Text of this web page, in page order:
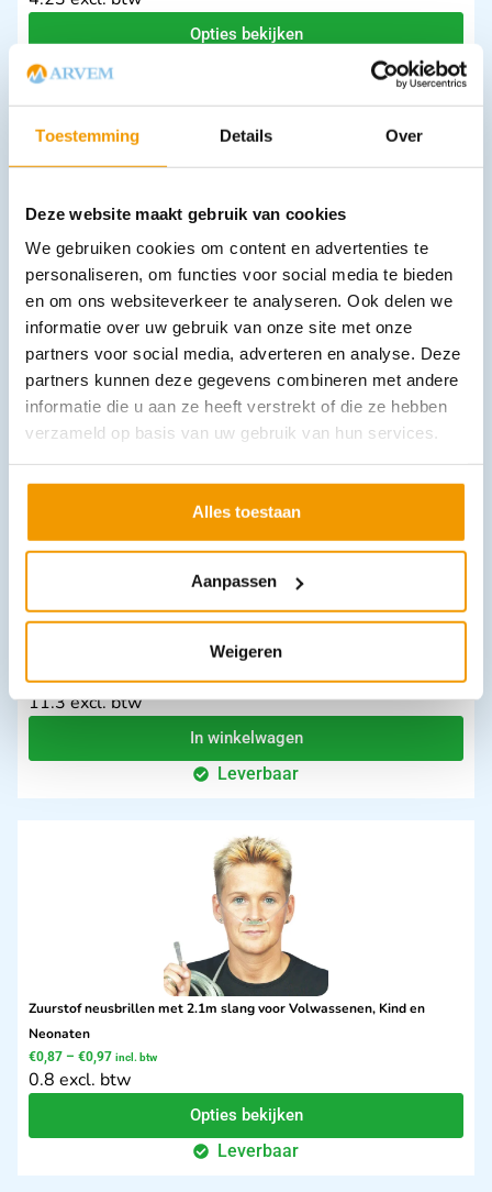
Toestemming Details Over
Deze website maakt gebruik van cookies
We gebruiken cookies om content en advertenties te
personaliseren, om functies voor social media te bieden
en om ons websiteverkeer te analyseren. Ook delen we
informatie over uw gebruik van onze site met onze
partners voor social media, adverteren en analyse. Deze
partners kunnen deze gegevens combineren met andere
informatie die u aan ze heeft verstrekt of die ze hebben
verzameld op basis van uw gebruik van hun services.
Alles toestaan
Aanpassen
Weigeren
Opties bekijken
Absorberend verband NOBASORB NS
€2,76 – €21,14 incl. btw
2.53 excl. btw
Opties bekijken
Leverbaar
Inhoud verbandkoffer Arvem Economy
€12,32 incl. btw
11.3 excl. btw
In winkelwagen
Leverbaar
Zuurstof neusbrillen met 2.1m slang voor Volwassenen, Kind en
Neonaten
€0,87 – €0,97 incl. btw
0.8 excl. btw
Opties bekijken
Leverbaar